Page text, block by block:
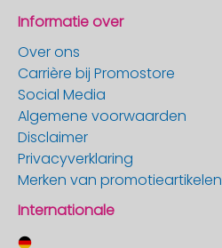
Informatie over
Over ons
Carrière bij Promostore
Social Media
Algemene voorwaarden
Disclaimer
Privacyverklaring
Merken van promotieartikelen
Internationale